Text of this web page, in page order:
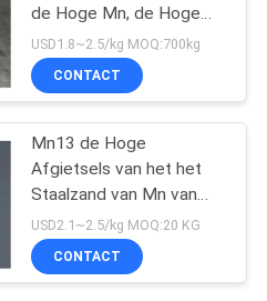
de Hoge Mn, de Hoge
Hamer Uit gegoten staal
EB19047 van de
Chromiumlegering
USD1.8~2.5/kg MOQ:700kg
CONTACT
Mn13 de Hoge
Afgietsels van het het
Staalzand van Mn van
het Mangaanstaal
AS2074 H1A Hoge
USD2.1~2.5/kg MOQ:20 KG
CONTACT